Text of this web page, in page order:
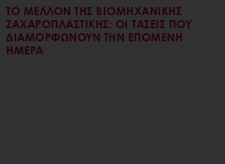
ΤΟ ΜΈΛΛΟΝ ΤΗΣ ΒΙΟΜΗΧΑΝΙΚΉΣ
ΖΑΧΑΡΟΠΛΑΣΤΙΚΉΣ: ΟΙ ΤΆΣΕΙΣ ΠΟΥ
ΔΙΑΜΟΡΦΏΝΟΥΝ ΤΗΝ ΕΠΌΜΕΝΗ
ΗΜΈΡΑ